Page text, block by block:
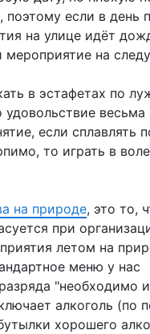
поэтому если в день
на улице идёт
мероприятие на
в эстафетах по
удовольствие весьма
если сплавлять
то играть в
на природе, это то,
при
летом на
меню у нас
"необходимо и
алкоголь (по
хорошего